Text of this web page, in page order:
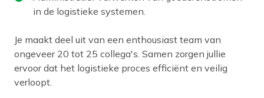
in de logistieke systemen.
Je maakt deel uit van een enthousiast team van
ongeveer 20 tot 25 collega's. Samen zorgen jullie
ervoor dat het logistieke proces efficiënt en veilig
verloopt.